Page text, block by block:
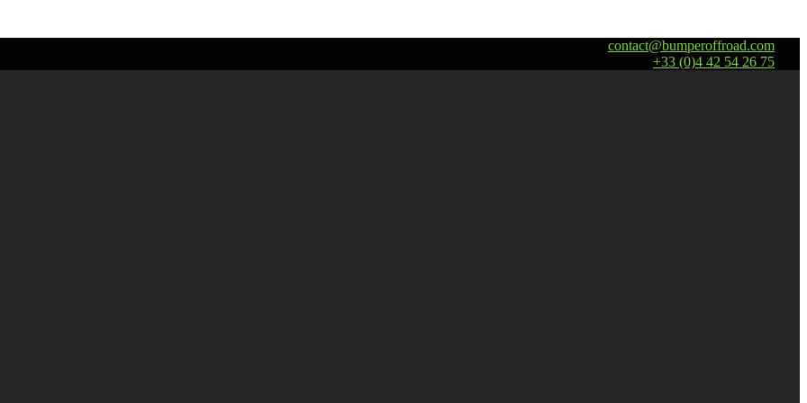
contact@bumperoffroad.com
+33 (0)4 42 54 26 75